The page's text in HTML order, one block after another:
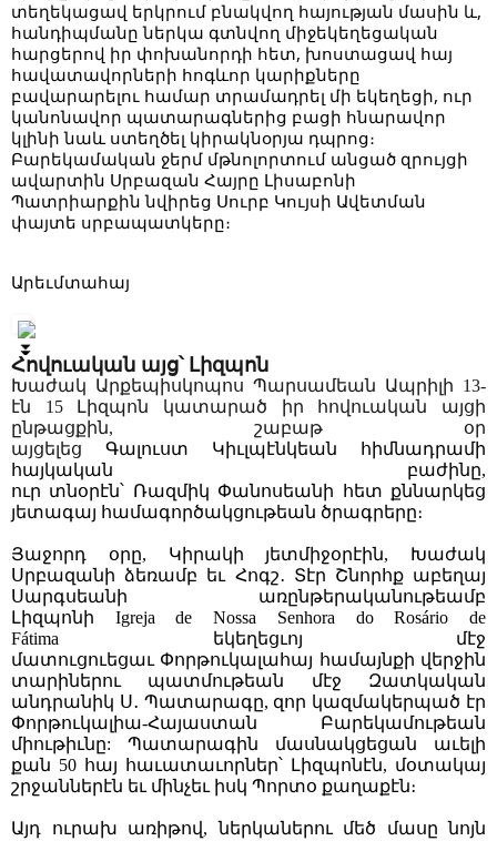
տեղեկացավ երկրում բնակվող հայության մասին և,
հանդիպմանը ներկա գտնվող միջեկեղեցական
հարցերով իր փոխանորդի հետ, խոստացավ հայ
հավատավորների հոգևոր կարիքները
բավարարելու համար տրամադրել մի եկեղեցի, ուր
կանոնավոր պատարագներից բացի հնարավոր
կլինի նաև ստեղծել կիրակնօրյա դպրոց։
Բարեկամական ջերմ մթնոլորտում անցած զրույցի
ավարտին Սրբազան Հայրը Լիսաբոնի
Պատրիարքին նվիրեց Սուրբ Կույսի Ավետման
փայտե սրբապատկերը։
Արեւմտահայ
Հովուական այց՝ Լիզպոն
Խաժակ Արքեպիսկոպոս Պարսամեան Ապրիլի 13-
էն 15 Լիզպոն կատարած իր հովուական այցի
ընթացքին, շաբաթ օր
այցելեց Գալուստ Կիւլպէնկեան
հիմնադրամի
հայկական
բաժինը,
ուր տնօր էն՝ Ռազմիկ Փանոսեանի
հետ քննարկեց
յետագայ համագործակցութեան ծրագրերը։
Յաջորդ օրը, Կիրակի յետմիջօրէին, Խաժակ
Սրբազանի ձեռամբ եւ Հոգշ․ Տէր Շնորհք աբեղայ
Սարգսեանի առընթերականութեամբ
Լիզպոնի Igreja de Nossa Senhora do Rosário de
Fátima եկեղեցւոյ մէջ
մատուցուեցաւ Փորթուկալահայ համայնքի վերջին
տարիներու պատմութեան մէջ Զատկական
անդրանիկ Ս․ Պատարագը, զոր կազմակերպած էր
Փորթուկալիա-Հայաստան Բարեկամութեան
միութիւնը: Պատարագին մասնակցեցան աւելի
քան 50 հայ հաւատաւորներ՝ Լիզպոնէն, մօտակայ
շրջաններէն եւ մինչեւ իսկ Պորտօ քաղաքէն։
Այդ ուրախ առիթով, ներկաներու մեծ մասը նոյն